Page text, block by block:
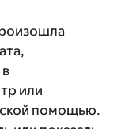
или
помощью.